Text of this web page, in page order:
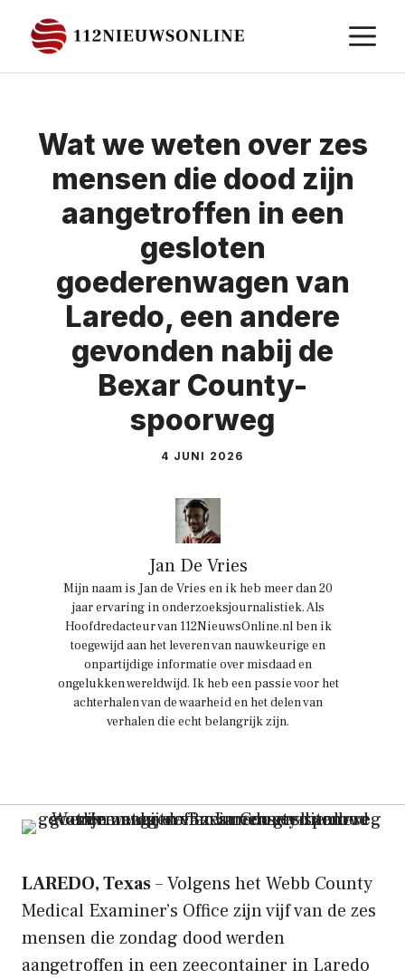
naar
de
Wat we weten over zes
mensen die dood zijn
aangetroffen in een
gesloten
goederenwagen van
Laredo, een andere
gevonden nabij de
Bexar County-
spoorweg
4 JUNI 2026
Jan De Vries
Mijn naam is Jan de Vries en ik heb meer dan 20
jaar ervaring in onderzoeksjournalistiek. Als
Hoofdredacteur van 112NieuwsOnline.nl ben ik
toegewijd aan het leveren van nauwkeurige en
onpartijdige informatie over misdaad en
ongelukken wereldwijd. Ik heb een passie voor het
achterhalen van de waarheid en het delen van
verhalen die echt belangrijk zijn.
LAREDO, Texas– Volgens het Webb County
Medical Examiner’s Office zijn vijf van de zes
mensen die zondag dood werden
aangetroffen in een zeecontainer in Laredo